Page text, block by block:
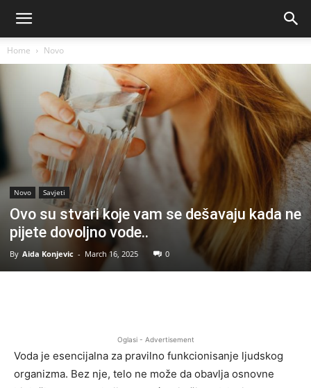
Home Novo
Novo Savjeti
Ovo su stvari koje vam se dešavaju kada ne
pijete dovoljno vode..
By Aida Konjevic - March 16, 2025 0
Oglasi - Advertisement
Voda je esencijalna za pravilno funkcionisanje ljudskog
organizma. Bez nje, telo ne može da obavlja osnovne